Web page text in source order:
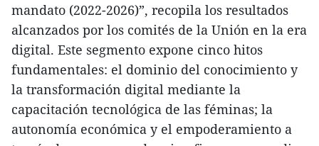
mandato (2022-2026)”, recopila los resultados
alcanzados por los comités de la Unión en la era
digital. Este segmento expone cinco hitos
fundamentales: el dominio del conocimiento y
la transformación digital mediante la
capacitación tecnológica de las féminas; la
autonomía económica y el empoderamiento a